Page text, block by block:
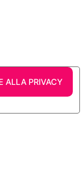
ALLA PRIVACY